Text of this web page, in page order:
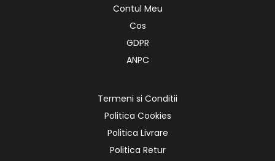
Contul Meu
Cos
GDPR
ANPC
Termeni si Conditii
Politica Cookies
Politica Livrare
Politica Retur